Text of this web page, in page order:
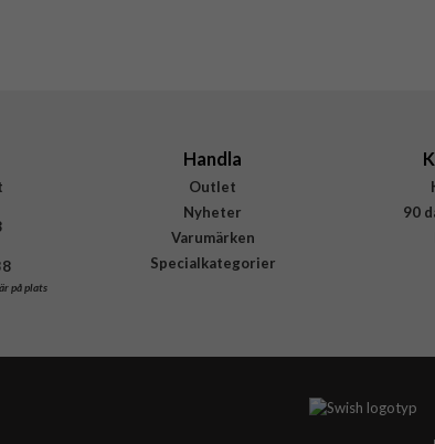
på plats
Handla
Outlet
Nyheter
Varumärken
Specialkategorier
90